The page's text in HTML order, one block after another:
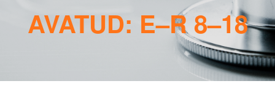
AVATUD: E–R 8–18